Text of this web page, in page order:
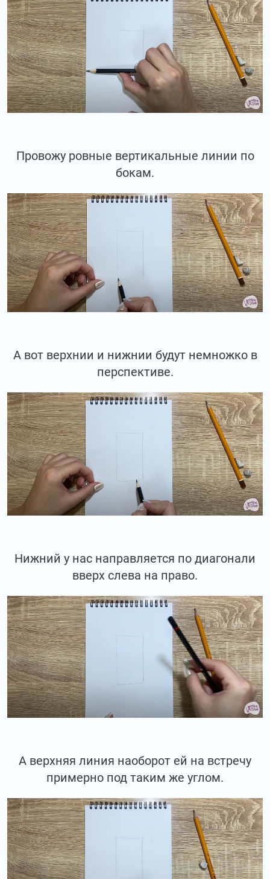
Провожу ровные вертикальные линии по
бокам.
А вот верхнии и нижнии будут немножко в
перспективе.
Нижний у нас направляется по диагонали
вверх слева на право.
А верхняя линия наоборот ей на встречу
примерно под таким же углом.